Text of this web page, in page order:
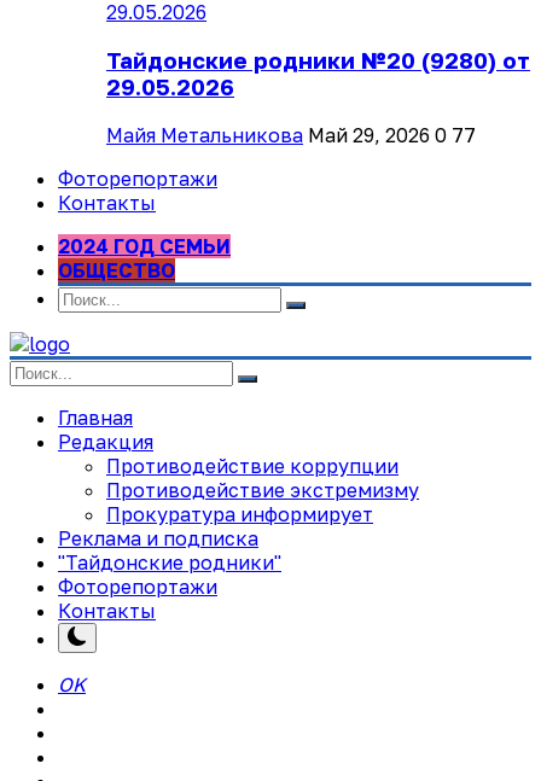
Тайдонские родники №20 (9280) от
29.05.2026
Майя Метальникова Май 29, 2026 0 77
Фоторепортажи
Контакты
2024 ГОД СЕМЬИ
ОБЩЕСТВО
Главная
Редакция
Противодействие коррупции
Противодействие экстремизму
Прокуратура информирует
Реклама и подписка
"Тайдонские родники"
Фоторепортажи
Контакты
OK